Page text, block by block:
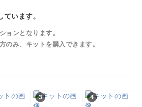
います。
ョンとなります。
のみ、キットを購入できます。
3 4